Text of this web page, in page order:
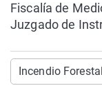
Fiscalía de
Juzgado de
Incendio Forestal